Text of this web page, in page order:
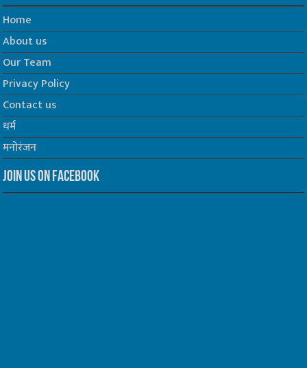
Home
About us
Our Team
Privacy Policy
Contact us
धर्म
मनोरंजन
Join us on Facebook